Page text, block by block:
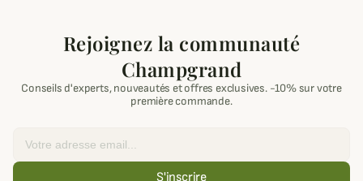
Rejoignez la communauté
Champgrand
Conseils d'experts, nouveautés et offres exclusives. -10% sur votre
première commande.
S'inscrire